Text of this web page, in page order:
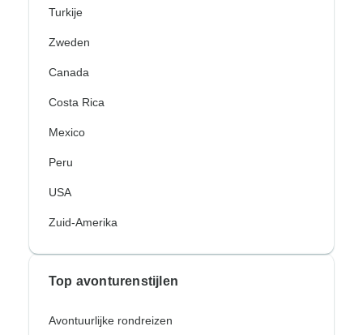
Turkije
Zweden
Canada
Costa Rica
Mexico
Peru
USA
Zuid-Amerika
Top avonturenstijlen
Avontuurlijke rondreizen